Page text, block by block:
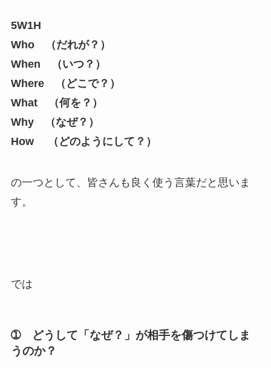
5W1H
Who （だれが？）
When （いつ？）
Where （どこで？）
What （何を？）
Why （なぜ？）
How （どのようにして？）
の一つとして、皆さんも良く使う言葉だと思いま
す。
では
➀ どうして「なぜ？」が相手を傷つけてしま
うのか？